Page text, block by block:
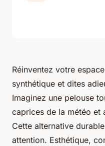
Réinventez votre
synthétique et dites
Imaginez une pelouse
caprices de la météo et
Cette alternative
attention. Esthétique,